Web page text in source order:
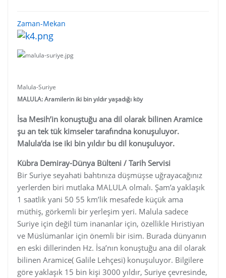
Zaman-Mekan
Malula-Suriye
MALULA: Aramilerin iki bin yıldır yaşadığı köy
İsa Mesih’in konuştuğu ana dil olarak bilinen Aramice
şu an tek tük kimseler tarafındna konuşuluyor.
Malula’da ise iki bin yıldır bu dil konuşuluyor.
Kübra Demiray-Dünya Bülteni / Tarih Servisi
Bir Suriye seyahati bahtınıza düşmüşse uğrayacağınız
yerlerden biri mutlaka MALULA olmalı. Şam’a yaklaşık
1 saatlik yani 50 55 km’lik mesafede küçük ama
müthiş, görkemli bir yerleşim yeri. Malula sadece
Suriye için değil tüm inananlar için, özellikle Hıristiyan
ve Müslümanlar için önemli bir isim. Burada dünyanın
en eski dillerinden Hz. İsa’nın konuştuğu ana dil olarak
bilinen Aramice( Galile Lehçesi) konuşuluyor. Bilgilere
göre yaklaşık 15 bin kişi 3000 yıldır, Suriye çevresinde,